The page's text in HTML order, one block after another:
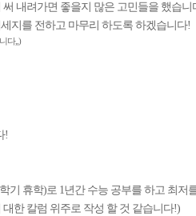
내려가면 좋을지 많은 고민들을 했습니
지를 전하고 마무리 하도록 하겠습니다!
다,,)
!
기 휴학)로 1년간 수능 공부를 하고 최저
한 칼럼 위주로 작성 할 것 같습니다!)